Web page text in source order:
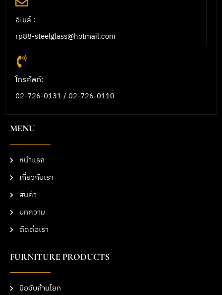
อีเมล์ :
rp88-steelglass@hotmail.com
โทรศัพท์:
02-726-0131 / 02-726-0110
MENU
หน้าแรก
เกี่ยวกับเรา
สินค้า
บทความ
ติดต่อเรา
FURNITURE PRODUCTS
มือจับก้านโยก